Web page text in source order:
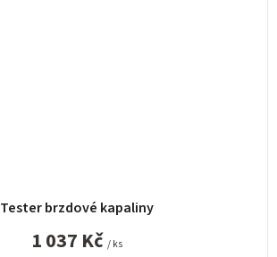
Tester brzdové kapaliny
1 037 Kč / ks